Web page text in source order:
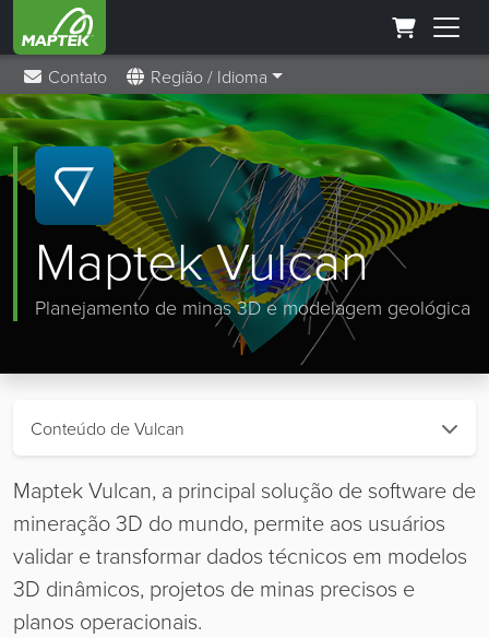
Contato Região / Idioma
Maptek Vulcan
Planejamento de minas 3D e modelagem geológica
Conteúdo de Vulcan
Maptek Vulcan, a principal solução de software de
mineração 3D do mundo, permite aos usuários
validar e transformar dados técnicos em modelos
3D dinâmicos, projetos de minas precisos e
planos operacionais.